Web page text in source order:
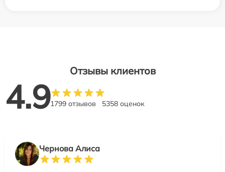
Отзывы клиентов
4.91799 отзывов 5358 оценок
Чернова Алиса